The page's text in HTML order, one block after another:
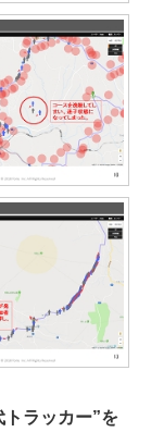
ラッカー”を